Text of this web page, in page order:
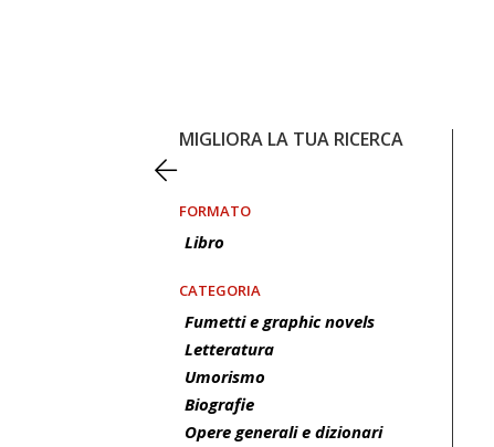
MIGLIORA LA TUA RICERCA
FORMATO
Libro
CATEGORIA
Fumetti e graphic novels
Letteratura
Umorismo
Biografie
Opere generali e dizionari